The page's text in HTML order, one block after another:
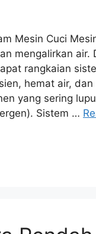
Mesin Cuci
mengalirkan air.
rangkaian
hemat air,
yang sering
Sistem …